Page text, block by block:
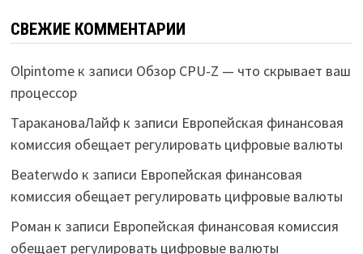
СВЕЖИЕ КОММЕНТАРИИ
Olpintomeк записи Обзор CPU-Z — что скрывает ваш
процессор
ТаракановаЛайфк записи Европейская финансовая
комиссия обещает регулировать цифровые валюты
Beaterwdo к записи Европейская финансовая
комиссия обещает регулировать цифровые валюты
Роман к записи Европейская финансовая комиссия
обещает регулировать цифровые валюты